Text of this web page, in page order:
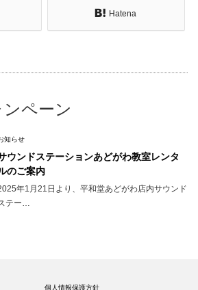
Hatena
ペーン
知らせ
ウンドステーションあどがわ教室レンタ
のご案内
年1月21日より、平和堂あどがわ店内サウンド
テー…
個人情報保護方針